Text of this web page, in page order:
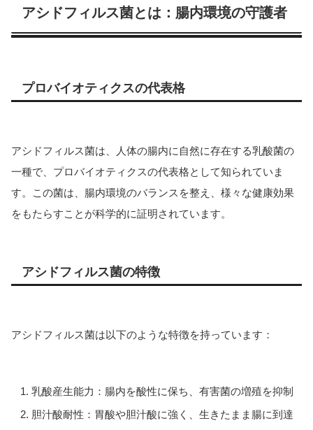
アシドフィルス菌とは：腸内環境の守護者
プロバイオティクスの代表格
アシドフィルス菌は、人体の腸内に自然に存在する乳酸菌の
一種で、プロバイオティクスの代表格として知られていま
す。この菌は、腸内環境のバランスを整え、様々な健康効果
をもたらすことが科学的に証明されています。
アシドフィルス菌の特徴
アシドフィルス菌は以下のような特徴を持っています：
乳酸産生能力：腸内を酸性に保ち、有害菌の増殖を抑制
胆汁酸耐性：胃酸や胆汁酸に強く、生きたまま腸に到達